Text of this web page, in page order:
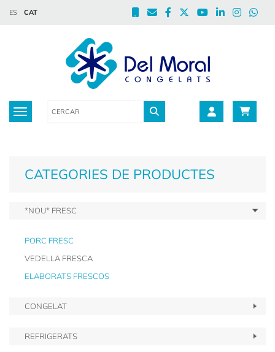
ES CAT
Toggle navigation
CATEGORIES DE PRODUCTES
*NOU* FRESC
PORC FRESC
VEDELLA FRESCA
ELABORATS FRESCOS
CONGELAT
REFRIGERATS